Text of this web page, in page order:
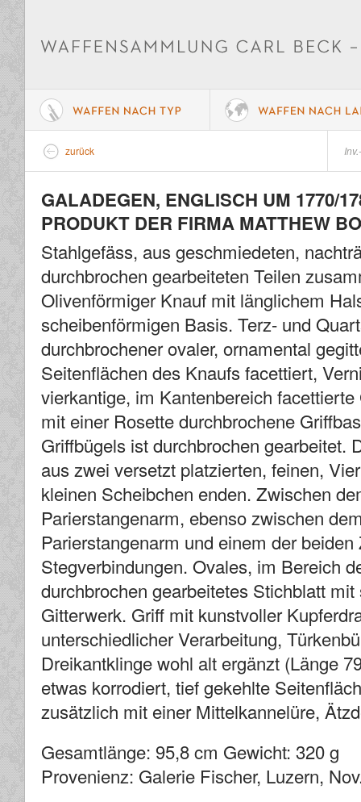
zurück
GALADEGEN, ENGLISCH UM 1770/
PRODUKT DER FIRMA MATTHEW
Stahlgefäss, aus geschmiedeten,
durchbrochen gearbeiteten Teilen
Olivenförmiger Knauf mit länglichem
scheibenförmigen Basis. Terz- und
durchbrochener ovaler, ornamental
Seitenflächen des Knaufs facettiert,
vierkantige, im Kantenbereich
mit einer Rosette durchbrochene
Griffbügels ist durchbrochen gearbeitet.
aus zwei versetzt platzierten, feinen,
kleinen Scheibchen enden. Zwischen
Parierstangenarm, ebenso zwischen
Parierstangenarm und einem der
Stegverbindungen. Ovales, im Bereich
durchbrochen gearbeitetes Stichblatt
Gitterwerk. Griff mit kunstvoller
unterschiedlicher Verarbeitung,
Dreikantklinge wohl alt ergänzt (Länge
etwas korrodiert, tief gekehlte
zusätzlich mit einer Mittelkannelüre,
Gesamtlänge: 95,8 cm Gewicht: 320 g
Provenienz: Galerie Fischer, Luzern,